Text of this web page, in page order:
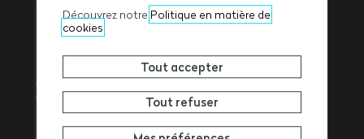
Association
Valaisanne des
Découvrez notre Politique en matière de
cookies
Tout accepter
Tout refuser